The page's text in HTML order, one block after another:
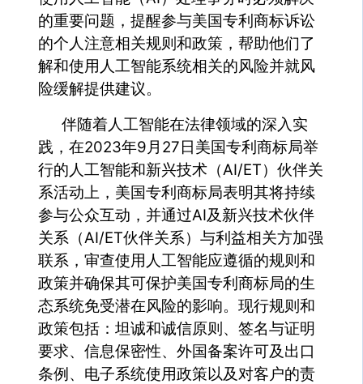
的重要问题，提醒参与美国专利商标诉讼
的个人注意相关规则和政策，帮助他们了
解和使用人工智能系统相关的风险并就风
险缓解提供建议。
伴随着人工智能在法律领域的深入实
践，在2023年9月27日美国专利商标局举
行的人工智能和新兴技术（AI/ET）伙伴关
系活动上，美国专利商标局表明其将持续
参与公众互动，并通过AI及新兴技术伙伴
关系（AI/ET伙伴关系）与利益相关方加强
联系，审查使用人工智能应遵循的规则和
政策并确保其可保护美国专利商标局的生
态系统免受潜在风险的影响。现行规则和
政策包括：坦诚和诚信原则、签名与证明
要求、信息保密性、外国备案许可及出口
条例、电子系统使用政策以及对客户的责